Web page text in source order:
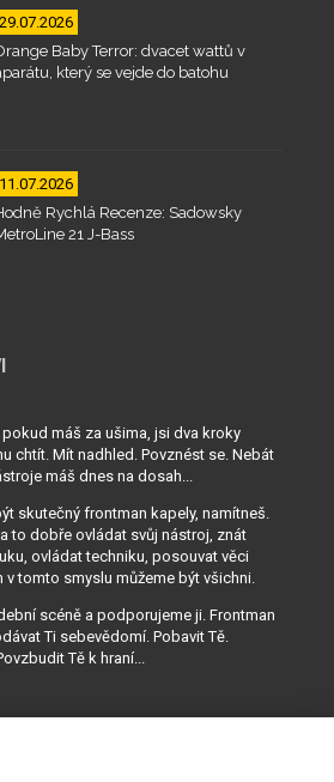
29.07.2026
Baby Terror: dvacet wattů v
který se vejde do batohu
11.07.2026
Rychlá Recenze: Sadowsky
21 J-Bass
máš za ušima, jsi dva kroky
chtít. Mít nadhled. Povznést se. Nebát
máš dnes na dosah...
skutečný frontman kapely, namítneš.
to dobře ovládat svůj nástroj, znát
ovládat techniku, posouvat věci
tomto smyslu můžeme být všichni.
scéně a podporujeme ji. Frontman
Ti sebevědomí. Pobavit Tě.
Tě k hraní...